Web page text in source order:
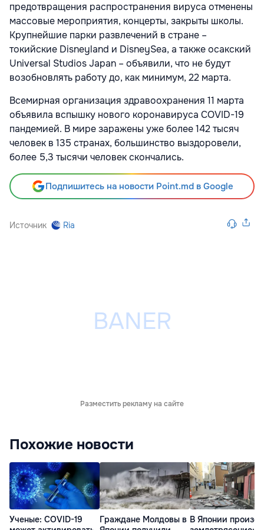
предотвращения распространения вируса отменены
массовые мероприятия, концерты, закрыты школы.
Крупнейшие парки развлечений в стране –
токийские Disneyland и DisneySea, а также осакский
Universal Studios Japan – объявили, что не будут
возобновлять работу до, как минимум, 22 марта.
Всемирная организация здравоохранения 11 марта
объявила вспышку нового коронавируса COVID-19
пандемией. В мире заражены уже более 142 тысяч
человек в 135 странах, большинство выздоровели,
более 5,3 тысячи человек скончались.
Подпишитесь на новости Point.md в Google
Источник Ria
Разместить рекламу на сайте
Похожие новости
Ученые: COVID-19
Граждане Молдовы в В Японии